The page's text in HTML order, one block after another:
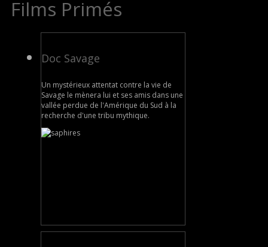
Films Primés
Doc Savage
Un mystérieux attentat contre la vie de
Savage le mènera lui et ses amis dans une
vallée perdue de l'Amérique du Sud à la
recherche d'une tribu mythique.